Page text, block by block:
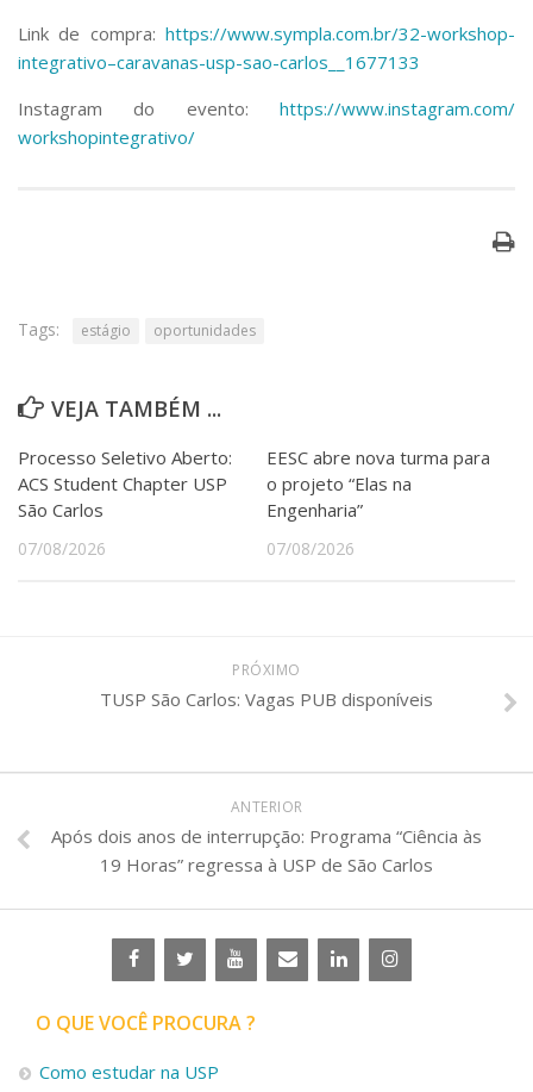
Link de compra: https://www.sympla.com.br/32-workshop-
integrativo–caravanas-usp-sao-carlos__ 1677133
Instagram do evento: https://www.instagram.com/
workshopintegrativo/
Tags: estágio oportunidades
VEJA TAMBÉM ...
Processo Seletivo Aberto:
ACS Student Chapter USP
São Carlos
07/08/2026
EESC abre nova turma para
o projeto “Elas na
Engenharia”
07/08/2026
PRÓXIMO
TUSP São Carlos: Vagas PUB disponíveis
ANTERIOR
Após dois anos de interrupção: Programa “Ciência às
19 Horas” regressa à USP de São Carlos
O QUE VOCÊ PROCURA ?
Como estudar na USP